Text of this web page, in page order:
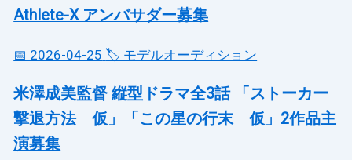
Athlete-X アンバサダー募集
📅 2026-04-25 🏷️ モデルオーディション
米澤成美監督 縦型ドラマ全3話 「ストーカー
撃退方法 仮」「この星の行末 仮」2作品主
演募集